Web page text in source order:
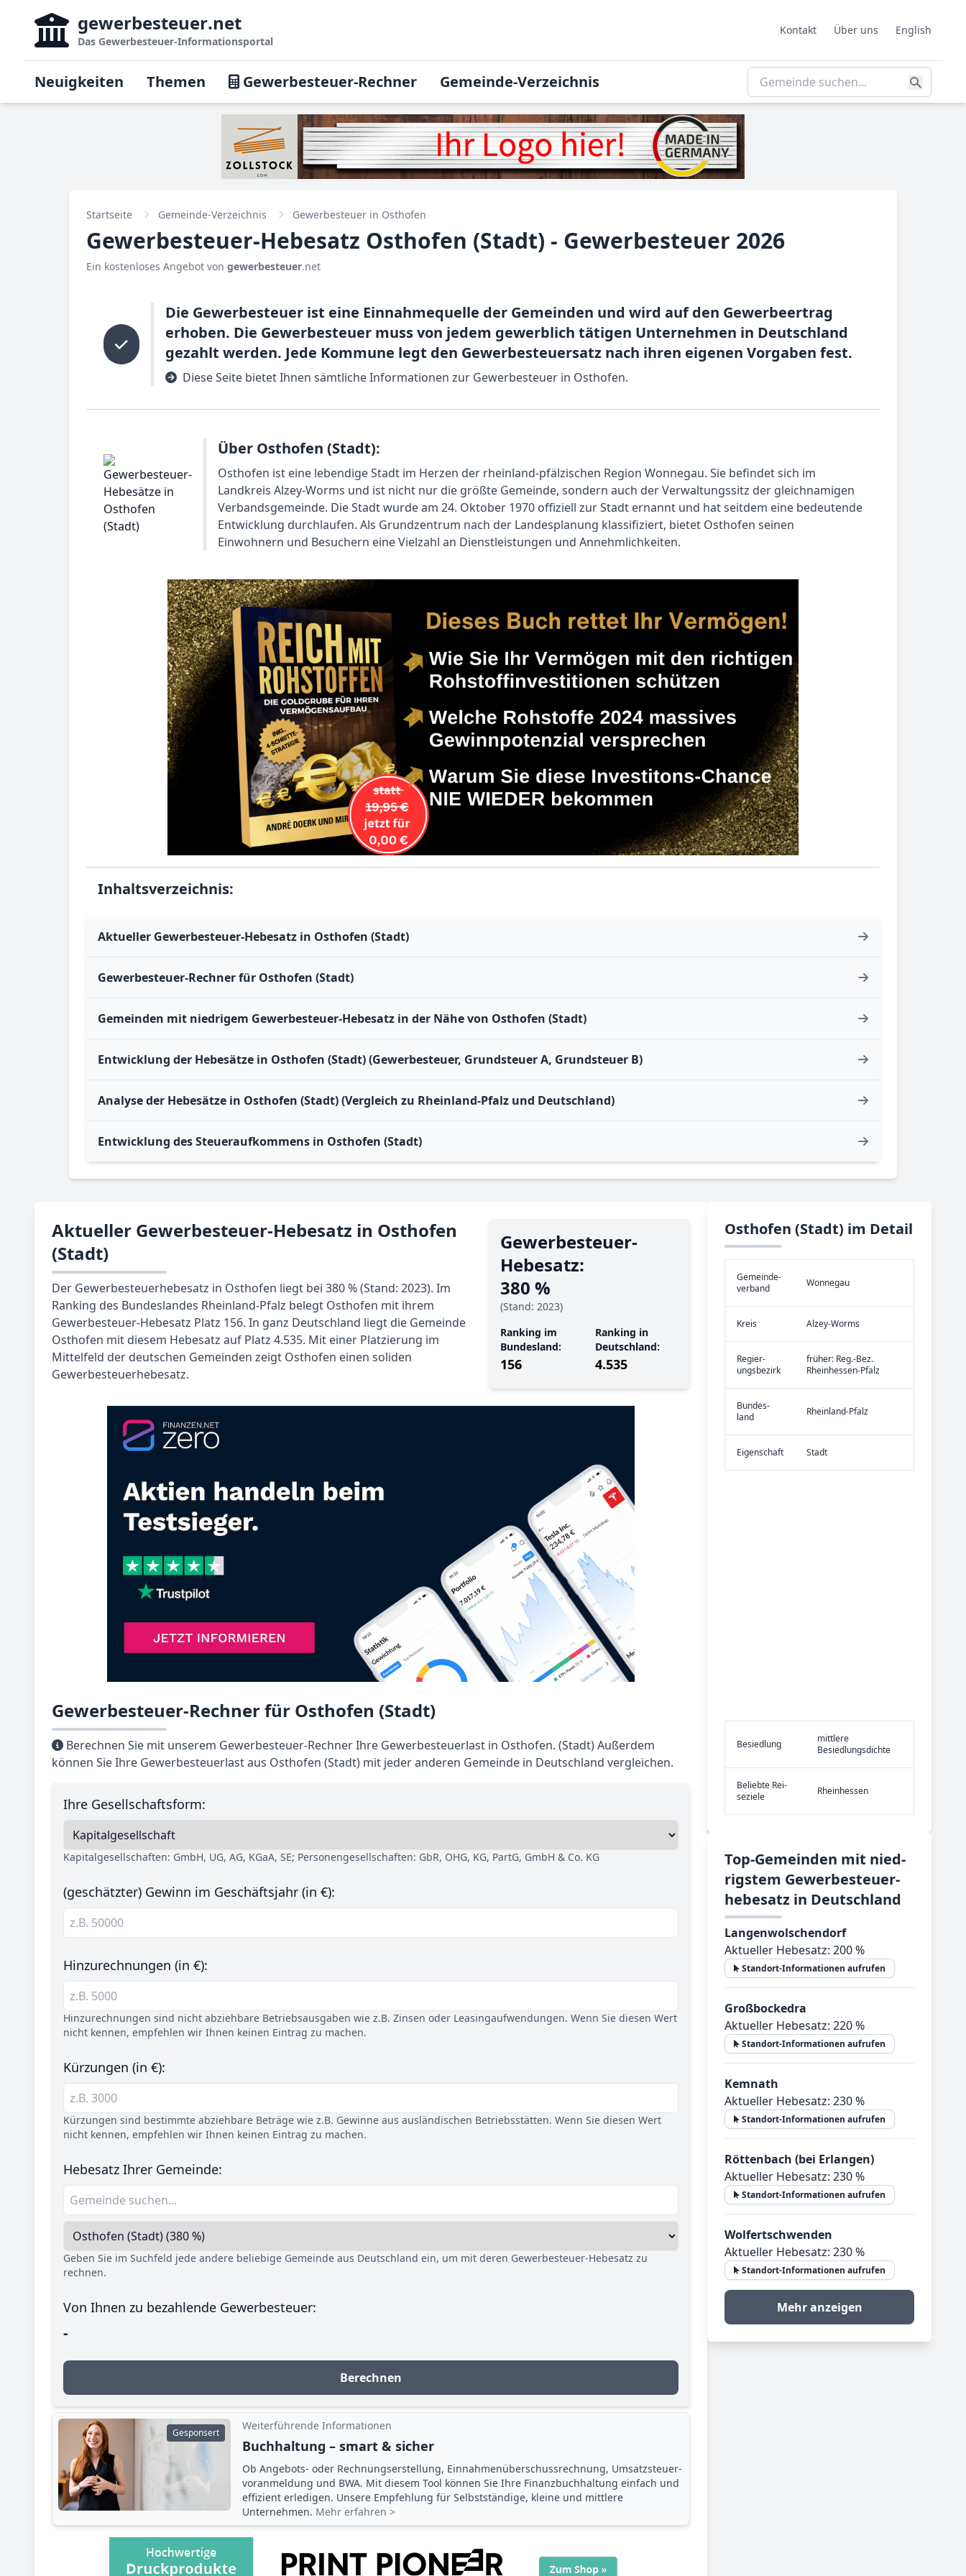
gewerbesteuer.net
Das Gewerbesteuer-Informationsportal
Kontakt Über uns English
Neuigkeiten Themen Gewerbesteuer-Rechner Gemeinde-Verzeichnis
Startseite Gemeinde-Verzeichnis Gewerbesteuer in Osthofen
Gewerbesteuer-Hebesatz Osthofen (Stadt) - Gewerbesteuer 2026
Ein kostenloses Angebot von gewerbesteuer.net
Die Gewerbesteuer ist eine Einnahmequelle der Gemeinden und wird auf den Gewerbeertrag
erhoben. Die Gewerbesteuer muss von jedem gewerblich tätigen Unternehmen in Deutschland
gezahlt werden. Jede Kommune legt den Gewerbesteuersatz nach ihren eigenen Vorgaben fest.
Diese Seite bietet Ihnen sämtliche Informationen zur Gewerbesteuer in Osthofen.
Über Osthofen (Stadt):
Osthofen ist eine lebendige Stadt im Herzen der rheinland-pfälzischen Region Wonnegau. Sie befindet sich im
Landkreis Alzey-Worms und ist nicht nur die größte Gemeinde, sondern auch der Verwaltungssitz der gleichnamigen
Verbandsgemeinde. Die Stadt wurde am 24. Oktober 1970 offiziell zur Stadt ernannt und hat seitdem eine bedeutende
Entwicklung durchlaufen. Als Grundzentrum nach der Landesplanung klassifiziert, bietet Osthofen seinen
Einwohnern und Besuchern eine Vielzahl an Dienstleistungen und Annehmlichkeiten.
Inhaltsverzeichnis:
Aktueller Gewerbesteuer-Hebesatz in Osthofen (Stadt)
Gewerbesteuer-Rechner für Osthofen (Stadt)
Gemeinden mit niedrigem Gewerbesteuer-Hebesatz in der Nähe von Osthofen (Stadt)
Entwicklung der Hebesätze in Osthofen (Stadt) (Gewerbesteuer, Grundsteuer A, Grundsteuer B)
Analyse der Hebesätze in Osthofen (Stadt) (Vergleich zu Rheinland-Pfalz und Deutschland)
Entwicklung des Steueraufkommens in Osthofen (Stadt)
Aktueller Gewerbesteuer-Hebesatz in Osthofen
(Stadt)
Der Gewerbesteuerhebesatz in Osthofen liegt bei 380 % (Stand: 2023). Im
Ranking des Bundeslandes Rheinland-Pfalz belegt Osthofen mit ihrem
Gewerbesteuer-Hebesatz Platz 156. In ganz Deutschland liegt die Gemeinde
Osthofen mit diesem Hebesatz auf Platz 4.535. Mit einer Platzierung im
Mittelfeld der deutschen Gemeinden zeigt Osthofen einen soliden
Gewerbesteuerhebesatz.
Gewerbe­steuer-
Hebe­satz:
380 %
(Stand: 2023)
Ranking im
Bundesland:
156
Ranking in
Deutschland:
4.535
Gewerbesteuer-Rechner für Osthofen (Stadt)
Berechnen Sie mit unserem Gewerbesteuer-Rechner Ihre Gewerbesteuerlast in Osthofen. (Stadt) Außerdem
können Sie Ihre Gewerbesteuerlast aus Osthofen (Stadt) mit jeder anderen Gemeinde in Deutschland vergleichen.
Ihre Gesellschaftsform:
Kapitalgesellschaften: GmbH, UG, AG, KGaA, SE; Personengesellschaften: GbR, OHG, KG, PartG, GmbH & Co. KG
(geschätzter) Gewinn im Geschäftsjahr (in €):
Hinzurechnungen (in €):
Hinzurechnungen sind nicht abziehbare Betriebsausgaben wie z.B. Zinsen oder Leasingaufwendungen. Wenn Sie diesen Wert
nicht kennen, empfehlen wir Ihnen keinen Eintrag zu machen.
Kürzungen (in €):
Kürzungen sind bestimmte abziehbare Beträge wie z.B. Gewinne aus ausländischen Betriebsstätten. Wenn Sie diesen Wert
nicht kennen, empfehlen wir Ihnen keinen Eintrag zu machen.
Hebesatz Ihrer Gemeinde:
Geben Sie im Suchfeld jede andere beliebige Gemeinde aus Deutschland ein, um mit deren Gewerbesteuer-Hebesatz zu
rechnen.
Von Ihnen zu bezahlende Gewerbesteuer:
-
Berechnen
Gesponsert
Weiterführende Informationen
Buchhaltung – smart & sicher
Ob Angebots- oder Rechnungserstellung, Einnahmenüberschuss­rechnung, Umsatzsteuer­
voranmeldung und BWA. Mit diesem Tool können Sie Ihre Finanz­buchhaltung einfach und
effizient erledigen. Unsere Empfehlung für Selbstständige, kleine und mittlere
Unternehmen. Mehr erfahren >
Osthofen (Stadt) im Detail
Gemeinde­
verband
Wonnegau
Kreis Alzey-Worms
Re­gier­
ungs­bezirk
früher: Reg.-Bez.
Rheinhessen-Pfalz
Bundes­
land
Rheinland-Pfalz
Eigen­schaft Stadt
Be­sied­lung
mittlere
Besiedlungsdichte
Be­lieb­te Rei­
se­zie­le
Rheinhessen
Top-­Ge­mein­den mit nied­
rig­stem Ge­wer­be­steu­er­
he­be­satz in Deutsch­land
Langenwolschendorf
Aktueller Hebesatz: 200 %
Standort-Informationen aufrufen
Großbockedra
Aktueller Hebesatz: 220 %
Standort-Informationen aufrufen
Kemnath
Aktueller Hebesatz: 230 %
Standort-Informationen aufrufen
Röttenbach (bei Erlangen)
Aktueller Hebesatz: 230 %
Standort-Informationen aufrufen
Wolfertschwenden
Aktueller Hebesatz: 230 %
Standort-Informationen aufrufen
Mehr anzeigen